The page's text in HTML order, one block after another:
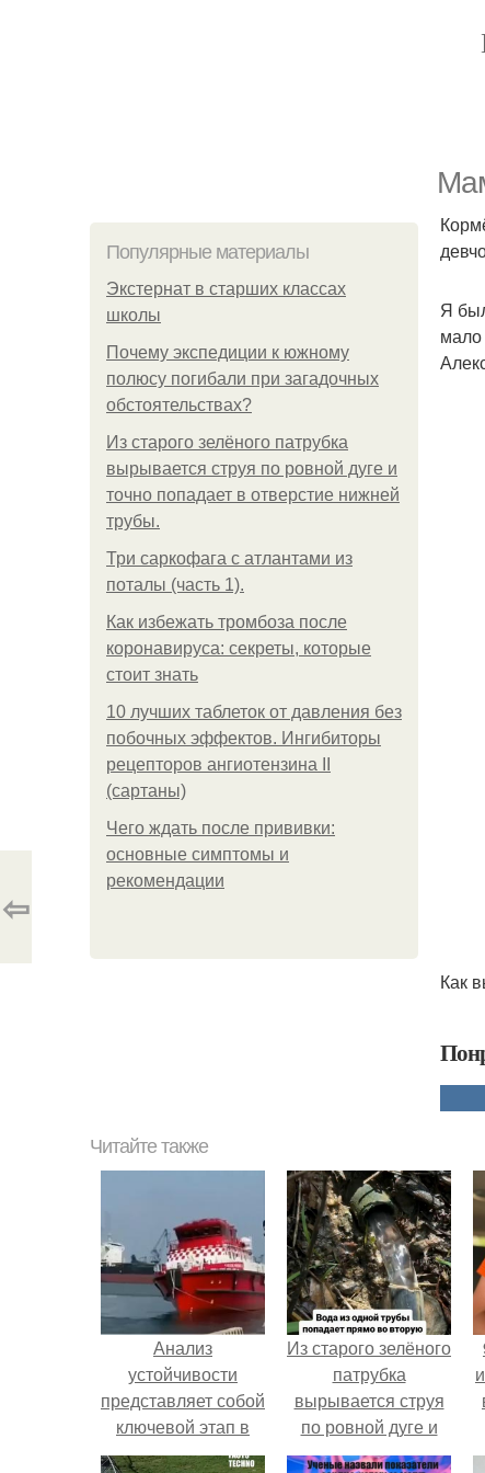
Популярные материалы
Экстернат в старших классах
школы
Почему экспедиции к южному
полюсу погибали при загадочных
обстоятельствах?
Из старого зелёного патрубка
вырывается струя по ровной дуге и
точно попадает в отверстие нижней
трубы.
Три саркофага с атлантами из
поталы (часть 1).
Как избежать тромбоза после
коронавируса: секреты, которые
стоит знать
10 лучших таблеток от давления без
побочных эффектов. Ингибиторы
рецепторов ангиотензина ІІ
(сартаны)
Чего ждать после прививки:
основные симптомы и
рекомендации
Я
Как
⇦
Читайте также
Анализ
устойчивости
представляет собой
ключевой этап в
процессе
Из старого зелёного
патрубка
вырывается струя
по ровной дуге и
точно попадает в